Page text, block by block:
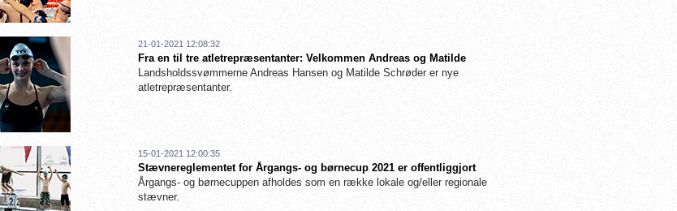
21-01-2021 12:08:32
Fra en til tre atletrepræsentanter: Velkommen Andreas og Matilde
Landsholdssvømmerne Andreas Hansen og Matilde Schrøder er nye
atletrepræsentanter.
15-01-2021 12:00:35
Stævnereglementet for Årgangs- og børnecup 2021 er offentliggjort
Årgangs- og børnecuppen afholdes som en række lokale og/eller regionale
stævner.